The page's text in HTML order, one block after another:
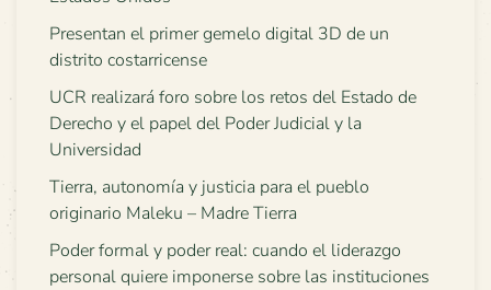
Presentan el primer gemelo digital 3D de un
distrito costarricense
UCR realizará foro sobre los retos del Estado de
Derecho y el papel del Poder Judicial y la
Universidad
Tierra, autonomía y justicia para el pueblo
originario Maleku – Madre Tierra
Poder formal y poder real: cuando el liderazgo
personal quiere imponerse sobre las instituciones